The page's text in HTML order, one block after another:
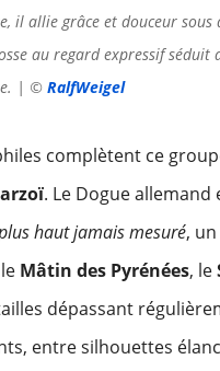
il allie grâce et douceur sous
au regard expressif
| © RalfWeigel
complètent ce
. Le Dogue allemand
haut jamais mesuré,
Mâtin des Pyrénées, le
dépassant
entre silhouettes